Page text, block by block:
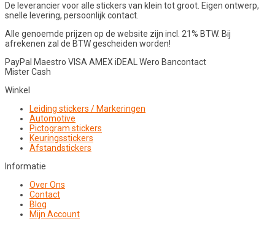
De leverancier voor alle stickers van klein tot groot. Eigen ontwerp,
snelle levering, persoonlijk contact.
Alle genoemde prijzen op de website zijn incl. 21% BTW. Bij
afrekenen zal de BTW gescheiden worden!
PayPal Maestro VISAAMEXiDEALWero Bancontact
Mister Cash
Winkel
Leiding stickers / Markeringen
Automotive
Pictogram stickers
Keuringsstickers
Afstandstickers
Informatie
Over Ons
Contact
Blog
Mijn Account